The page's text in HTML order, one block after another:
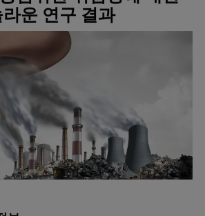
라운 연구 결과